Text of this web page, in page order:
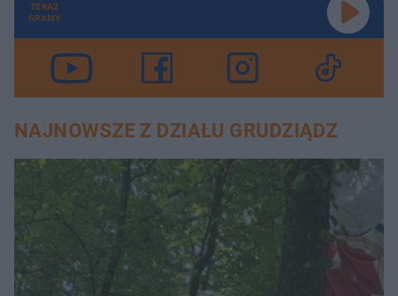
TERAZ
GRAMY
NAJNOWSZE Z DZIAŁU GRUDZIĄDZ